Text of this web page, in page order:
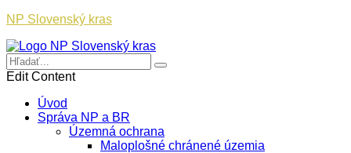
NP Slovenský kras
Edit Content
Úvod
Správa NP a BR
Územná ochrana
Maloplošné chránené územia